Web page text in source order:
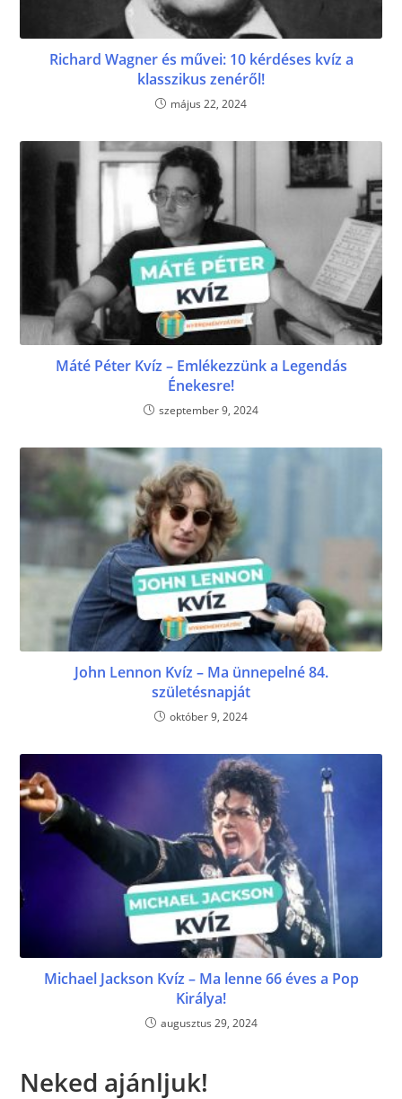
Richard Wagner és művei: 10 kérdéses kvíz a
klasszikus zenéről!
május 22, 2024
Máté Péter Kvíz – Emlékezzünk a Legendás
Énekesre!
szeptember 9, 2024
John Lennon Kvíz – Ma ünnepelné 84.
születésnapját
október 9, 2024
Michael Jackson Kvíz – Ma lenne 66 éves a Pop
Királya!
augusztus 29, 2024
Neked ajánljuk!